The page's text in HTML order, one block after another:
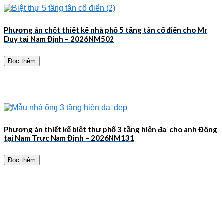
Phương án chốt thiết kế nhà phố 5 tầng tân cổ điển cho Mr
Duy tại Nam Định – 2026NM502
Đọc thêm
Phương án thiết kế biệt thự phố 3 tầng hiện đại cho anh Đông
tại Nam Trực Nam Định – 2026NM131
Đọc thêm